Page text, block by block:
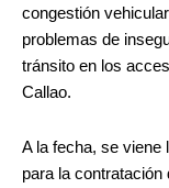
congestión
problemas de
tránsito en los
Callao.
A la fecha, se viene
para la